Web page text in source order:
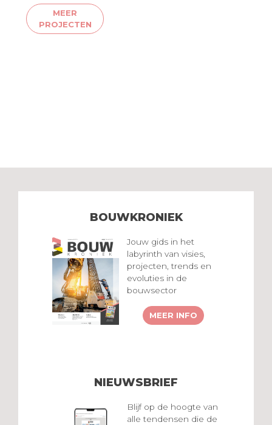
MEER
PROJECTEN
BOUWKRONIEK
Jouw gids in het
labyrinth van visies,
projecten, trends en
evoluties in de
bouwsector
MEER INFO
NIEUWSBRIEF
Blijf op de hoogte van
alle tendensen die de